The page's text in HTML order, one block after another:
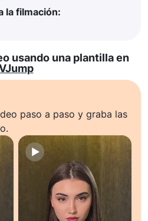
la filmación:
usando una plantilla en
paso a paso y graba las